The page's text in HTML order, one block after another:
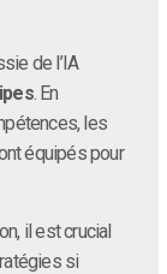
de l’IA
. En
les
équipés pour
il est crucial
si